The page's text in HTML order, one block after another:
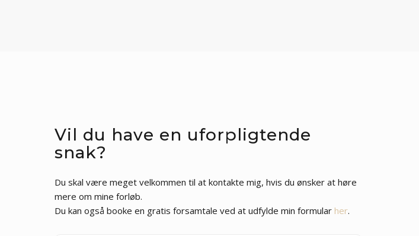
Vil du have en uforpligtende
snak?
Du skal være meget velkommen til at kontakte mig, hvis du ønsker at høre
mere om mine forløb.
Du kan også booke en gratis forsamtale ved at udfylde min formular her.